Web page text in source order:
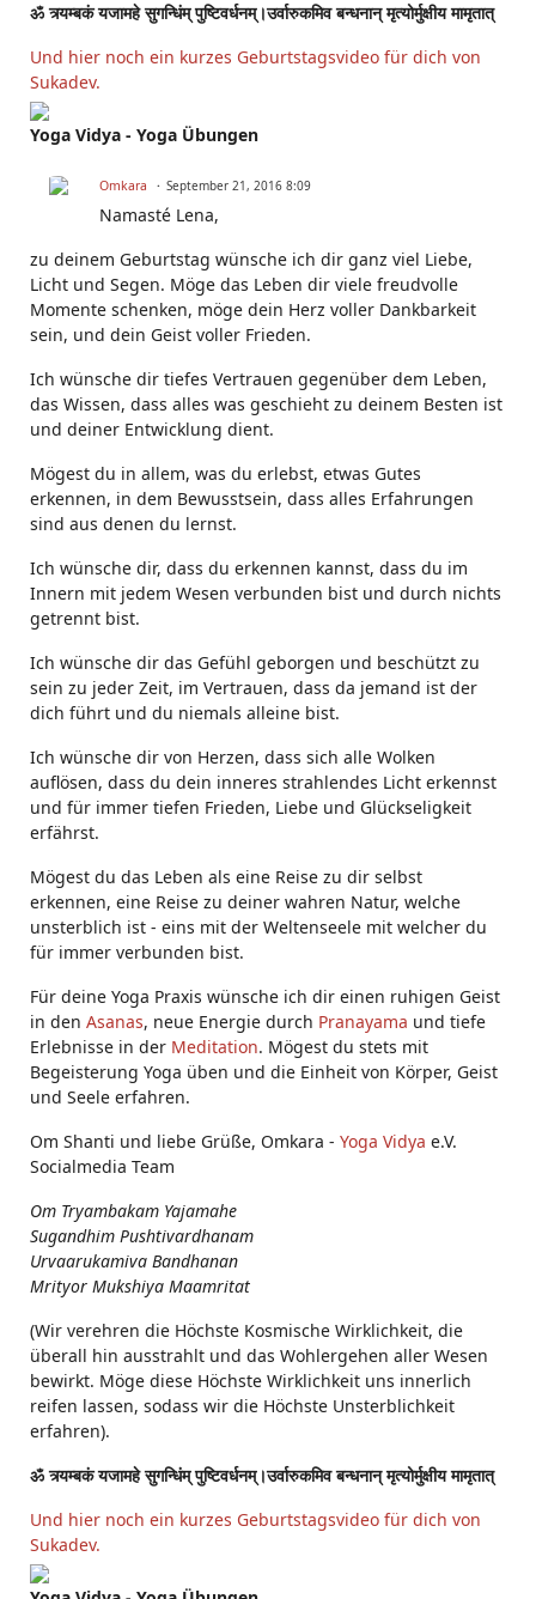
ॐ त्र्यम्बकं यजामहे सुगन्धिंम् पुष्टिवर्धनम्।उर्वारुकमिव बन्धनान् मृत्योर्मुक्षीय मामृतात्
Und hier noch ein kurzes Geburtstagsvideo für dich von
Sukadev.
Yoga Vidya - Yoga Übungen
Omkara September 21, 2016 8:09
Namasté Lena,
zu deinem Geburtstag wünsche ich dir ganz viel Liebe,
Licht und Segen. Möge das Leben dir viele freudvolle
Momente schenken, möge dein Herz voller Dankbarkeit
sein, und dein Geist voller Frieden.
Ich wünsche dir tiefes Vertrauen gegenüber dem Leben,
das Wissen, dass alles was geschieht zu deinem Besten ist
und deiner Entwicklung dient.
Mögest du in allem, was du erlebst, etwas Gutes
erkennen, in dem Bewusstsein, dass alles Erfahrungen
sind aus denen du lernst.
Ich wünsche dir, dass du erkennen kannst, dass du im
Innern mit jedem Wesen verbunden bist und durch nichts
getrennt bist.
Ich wünsche dir das Gefühl geborgen und beschützt zu
sein zu jeder Zeit, im Vertrauen, dass da jemand ist der
dich führt und du niemals alleine bist.
Ich wünsche dir von Herzen, dass sich alle Wolken
auflösen, dass du dein inneres strahlendes Licht erkennst
und für immer tiefen Frieden, Liebe und Glückseligkeit
erfährst.
Mögest du das Leben als eine Reise zu dir selbst
erkennen, eine Reise zu deiner wahren Natur, welche
unsterblich ist - eins mit der Weltenseele mit welcher du
für immer verbunden bist.
Für deine Yoga Praxis wünsche ich dir einen ruhigen Geist
in den Asanas, neue Energie durch Pranayama und tiefe
Erlebnisse in der Meditation. Mögest du stets mit
Begeisterung Yoga üben und die Einheit von Körper, Geist
und Seele erfahren.
Om Shanti und liebe Grüße, Omkara - Yoga Vidya e.V.
Socialmedia Team
Om Tryambakam Yajamahe
Sugandhim Pushtivardhanam
Urvaarukamiva Bandhanan
Mrityor Mukshiya Maamritat
(Wir verehren die Höchste Kosmische Wirklichkeit, die
überall hin ausstrahlt und das Wohlergehen aller Wesen
bewirkt. Möge diese Höchste Wirklichkeit uns innerlich
reifen lassen, sodass wir die Höchste Unsterblichkeit
erfahren).
ॐ त्र्यम्बकं यजामहे सुगन्धिंम् पुष्टिवर्धनम्।उर्वारुकमिव बन्धनान् मृत्योर्मुक्षीय मामृतात्
Und hier noch ein kurzes Geburtstagsvideo für dich von
Sukadev.